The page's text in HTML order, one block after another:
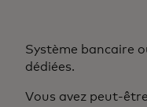
Système bancaire
dédiées.
Vous avez peut-